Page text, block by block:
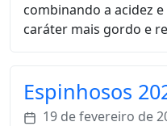
combinando a acidez
caráter mais gordo e
Espinhosos
19 de fevereiro de